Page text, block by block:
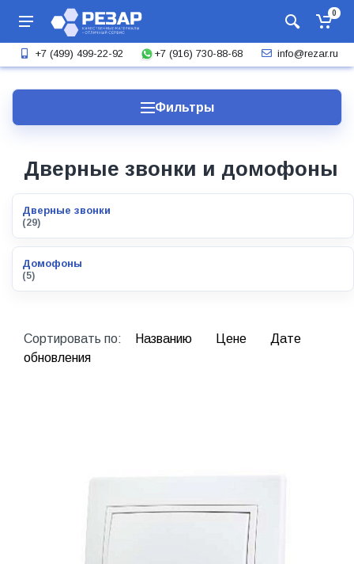
0
+7 (499) 499-22-92 +7 (916) 730-88-68 info@rezar.ru
Фильтры
Дверные звонки и домофоны
Дверные звонки
(29)
Домофоны
(5)
Сортировать по: Названию Цене
Дате
обновления